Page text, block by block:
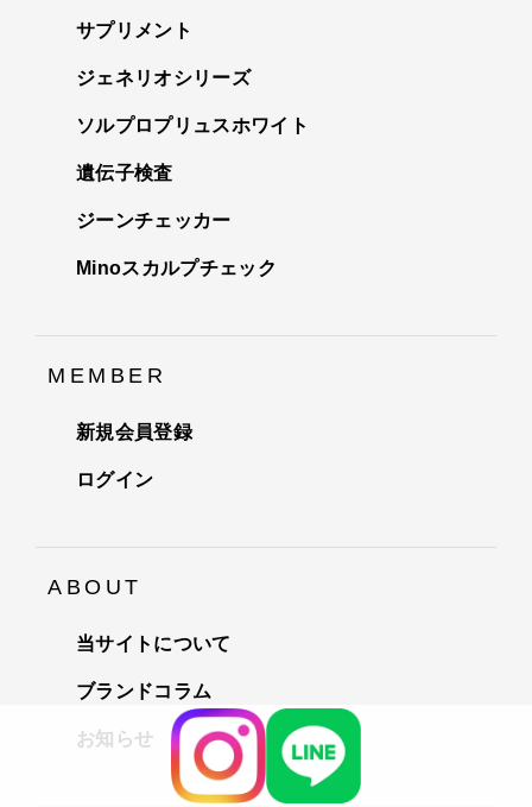
サプリメント
ジェネリオシリーズ
ソルプロプリュスホワイト
遺伝子検査
ジーンチェッカー
Minoスカルプチェック
MEMBER
新規会員登録
ログイン
ABOUT
当サイトについて
ブランドコラム
お知らせ